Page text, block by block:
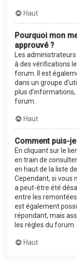
Haut
Pourquoi mon
approuvé ?
Les
à des vérifications
forum. Il est
dans un groupe
plus
forum.
Haut
Comment puis-
En cliquant sur le
en train de
en haut de la liste
Cependant, si vous
a peut-être été
entre les remontées
est également
répondant, mais
les règles du forum.
Haut